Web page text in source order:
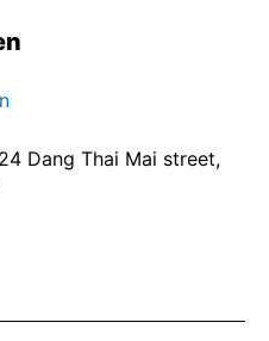
Dang Thai Mai street,